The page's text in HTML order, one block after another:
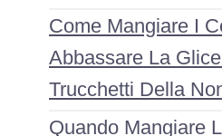
Come Mangiare I
Abbassare La
Trucchetti Della
Quando Mangiare